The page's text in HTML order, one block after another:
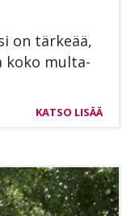
on tär­ke­ää,
koko mul­ta­
KATSO LISÄÄ